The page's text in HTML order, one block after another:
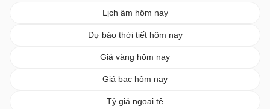
Lịch âm hôm nay
Dự báo thời tiết hôm nay
Giá vàng hôm nay
Giá bạc hôm nay
Tỷ giá ngoại tệ